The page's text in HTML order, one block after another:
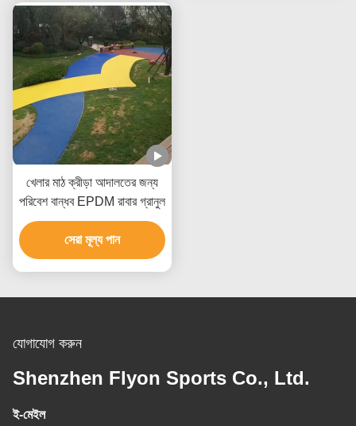
খেলার মাঠ ক্রীড়া আদালতের জন্য
পরিবেশ বান্ধব EPDM রাবার গ্রানুল
সেরা মূল্য পান
যোগাযোগ করুন
Shenzhen Flyon Sports Co., Ltd.
ই-মেইল